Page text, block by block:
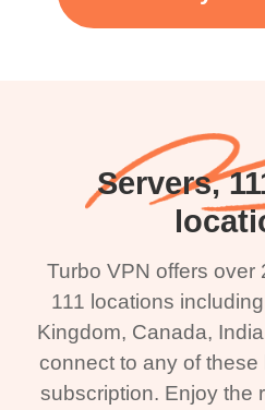
21000+ Servers,
Turbo VPN offers
111 locations
Kingdom, Canada,
connect to any of
subscription. Enjoy the